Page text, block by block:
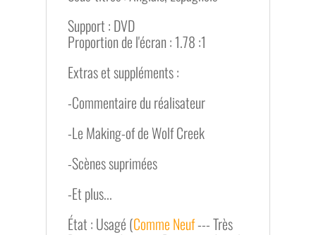
Support : DVD
Proportion de l'écran : 1.78 :1
Extras et suppléments :
-Commentaire du réalisateur
-Le Making-of de Wolf Creek
-Scènes suprimées
-Et plus...
État : Usagé (Comme Neuf--- Très